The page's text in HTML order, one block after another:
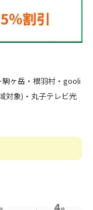
ヶ岳・根羽村・ gooli
対象)・丸子テレビ光